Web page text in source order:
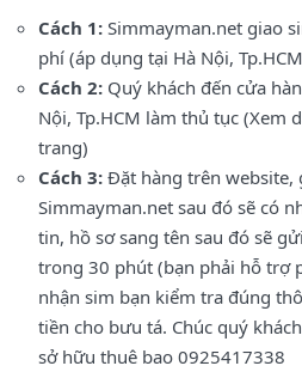
Cách 1: Simmayman.net giao
phí (áp dụng tại Hà Nội,
Cách 2: Quý khách đến cửa
Nội, Tp.HCM làm thủ tục (Xem
trang)
Cách 3: Đặt hàng trên website,
Simmayman.net sau đó sẽ có
tin, hồ sơ sang tên sau đó sẽ
trong 30 phút (bạn phải hỗ trợ
nhận sim bạn kiểm tra đúng
tiền cho bưu tá. Chúc quý
sở hữu thuê bao 0925417338